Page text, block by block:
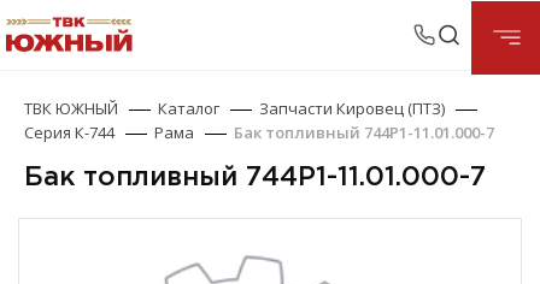
ТВК ЮЖНЫЙ Каталог
Запчасти Кировец (ПТЗ)
Серия К-744
Рама Бак топливный 744Р1-11.01.000-7
Бак топливный 744Р1-11.01.000-7